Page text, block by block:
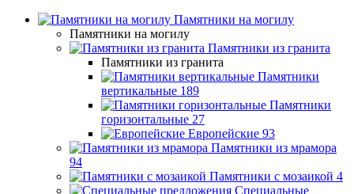
Памятники на могилу
Памятники на могилу
Памятники из гранита
Памятники из гранита
Памятники
вертикальные 189
Памятники
горизонтальные 27
Европейские 93
Памятники из мрамора
94
Памятники с мозаикой 4
Специальные